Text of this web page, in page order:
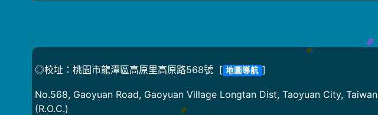
◎校址：桃園市龍潭區高原里高原路568號 [ 地圖導航 ]
No.568, Gaoyuan Road, Gaoyuan Village Longtan Dist, Taoyuan City, Taiwan
(R.O.C.)